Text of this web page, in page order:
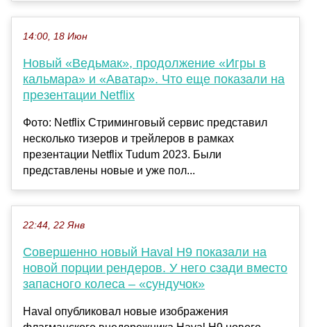
14:00, 18 Июн
Новый «Ведьмак», продолжение «Игры в
кальмара» и «Аватар». Что еще показали на
презентации Netflix
Фото: Netflix Стриминговый сервис представил
несколько тизеров и трейлеров в рамках
презентации Netflix Tudum 2023. Были
представлены новые и уже пол...
22:44, 22 Янв
Совершенно новый Haval H9 показали на
новой порции рендеров. У него сзади вместо
запасного колеса – «сундучок»
Haval опубликовал новые изображения